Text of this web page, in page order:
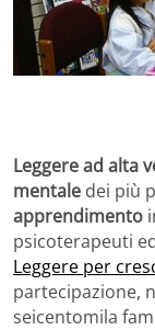
Leggere ad alta
mentale dei più
apprendimento
psicoterapeuti
Leggere per
partecipazione,
seicentomila